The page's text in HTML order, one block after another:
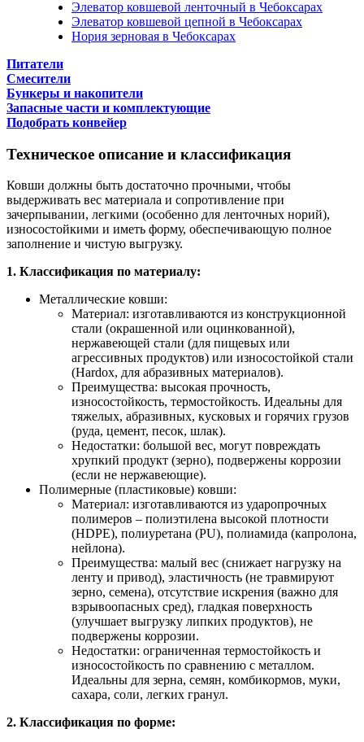
Элеватор ковшевой ленточный в Чебоксарах
Элеватор ковшевой цепной в Чебоксарах
Нория зерновая в Чебоксарах
Питатели
Смесители
Бункеры и накопители
Запасные части и комплектующие
Подобрать конвейер
Техническое описание и классификация
Ковши должны быть достаточно прочными, чтобы
выдерживать вес материала и сопротивление при
зачерпывании, легкими (особенно для ленточных норий),
износостойкими и иметь форму, обеспечивающую полное
заполнение и чистую выгрузку.
1. Классификация по материалу:
Металлические ковши:
Материал: изготавливаются из конструкционной
стали (окрашенной или оцинкованной),
нержавеющей стали (для пищевых или
агрессивных продуктов) или износостойкой стали
(Hardox, для абразивных материалов).
Преимущества: высокая прочность,
износостойкость, термостойкость. Идеальны для
тяжелых, абразивных, кусковых и горячих грузов
(руда, цемент, песок, шлак).
Недостатки: большой вес, могут повреждать
хрупкий продукт (зерно), подвержены коррозии
(если не нержавеющие).
Полимерные (пластиковые) ковши:
Материал: изготавливаются из ударопрочных
полимеров – полиэтилена высокой плотности
(HDPE), полиуретана (PU), полиамида (капролона,
нейлона).
Преимущества: малый вес (снижает нагрузку на
ленту и привод), эластичность (не травмируют
зерно, семена), отсутствие искрения (важно для
взрывоопасных сред), гладкая поверхность
(улучшает выгрузку липких продуктов), не
подвержены коррозии.
Недостатки: ограниченная термостойкость и
износостойкость по сравнению с металлом.
Идеальны для зерна, семян, комбикормов, муки,
сахара, соли, легких гранул.
2. Классификация по форме: